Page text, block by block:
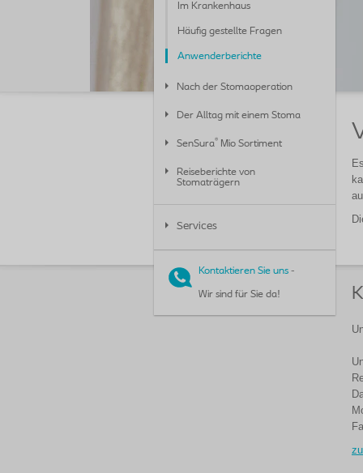
Im Krankenhaus
Häufig gestellte Fragen
Anwenderberichte
Nach der Stomaoperation
Der Alltag mit einem Stoma
SenSura® Mio Sortiment
Reiseberichte von
Stomaträgern
Services
Kontaktieren Sie uns -
Wir sind für Sie da!